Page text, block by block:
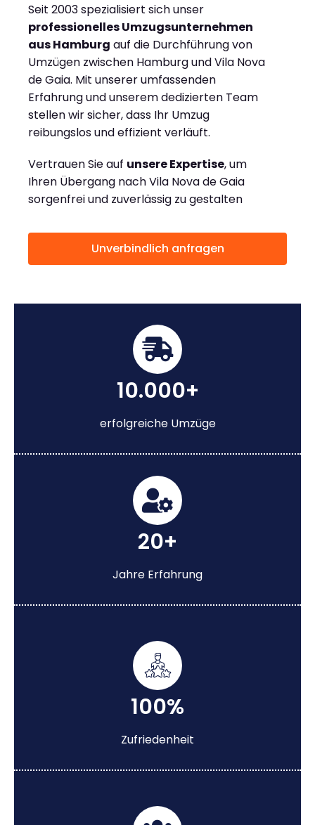
Seit 2003 spezialisiert sich unser
professionelles Umzugsunternehmen
aus Hamburg auf die Durchführung von
Umzügen zwischen Hamburg und Vila Nova
de Gaia. Mit unserer umfassenden
Erfahrung und unserem dedizierten Team
stellen wir sicher, dass Ihr Umzug
reibungslos und effizient verläuft.
Vertrauen Sie auf unsere Expertise, um
Ihren Übergang nach Vila Nova de Gaia
sorgenfrei und zuverlässig zu gestalten
Unverbindlich anfragen
10.000+
erfolgreiche Umzüge
20+
Jahre Erfahrung
100%
Zufriedenheit